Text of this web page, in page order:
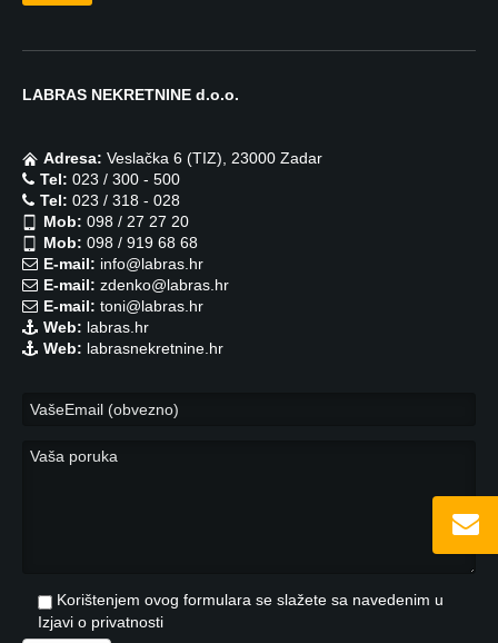
LABRAS NEKRETNINE d.o.o.
Adresa: Veslačka 6 (TIZ), 23000 Zadar
Tel: 023 / 300 - 500
Tel: 023 / 318 - 028
Mob: 098 / 27 27 20
Mob: 098 / 919 68 68
E-mail: info@labras.hr
E-mail: zdenko@labras.hr
E-mail: toni@labras.hr
Web: labras.hr
Web: labrasnekretnine.hr
Korištenjem ovog formulara se slažete sa navedenim u
Izjavi o privatnosti